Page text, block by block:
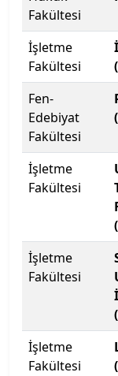
İstanbul
İstanbul
İstanbul
İstanbul
İstanbul
İstanbul
İstanbul
İstanbul Şişli
İstanbul
Fakültesi
İşletme
Fakültesi
Fen-
Edebiyat
Fakültesi
İşletme
Fakültesi
İşletme
Fakültesi
İşletme
Fakültesi